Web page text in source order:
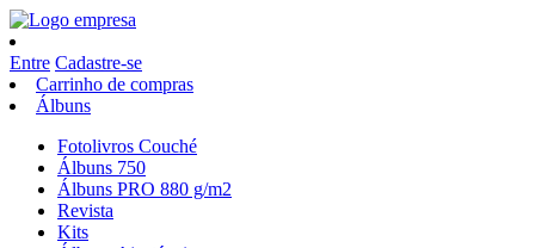
Entre Cadastre-se
Carrinho de compras
Álbuns
Fotolivros Couché
Álbuns 750
Álbuns PRO 880 g/m2
Revista
Kits